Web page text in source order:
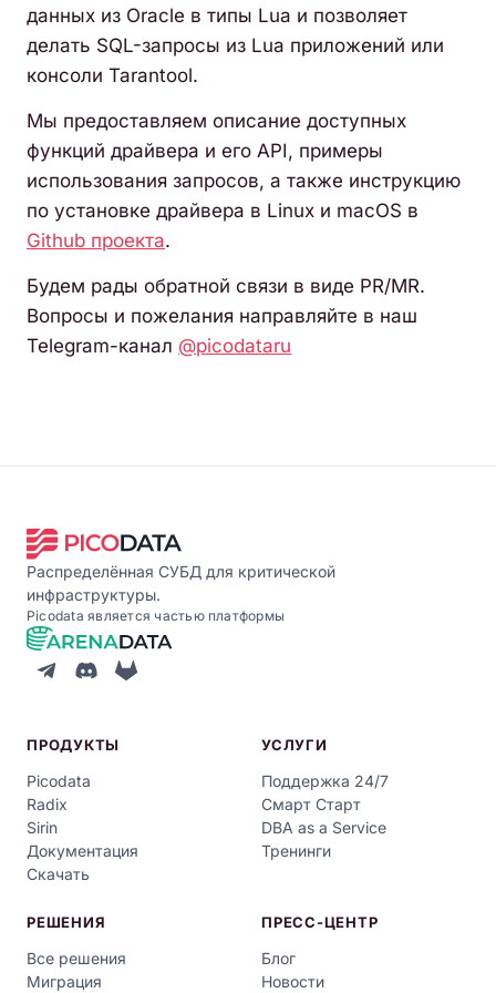
данных из Oracle в типы Lua и позволяет
делать SQL-запросы из Lua приложений или
консоли Tarantool.
Мы предоставляем описание доступных
функций драйвера и его API, примеры
использования запросов, а также инструкцию
по установке драйвера в Linux и macOS в
Github проекта.
Будем рады обратной связи в виде PR/MR.
Вопросы и пожелания направляйте в наш
Telegram-канал @picodataru
Распределённая СУБД для критической
инфраструктуры.
Picodata является частью платформы
ПРОДУКТЫ
Picodata
Radix
Sirin
Документация
Скачать
УСЛУГИ
Поддержка 24/7
Смарт Старт
DBA as a Service
Тренинги
РЕШЕНИЯ
Все решения
Миграция
ПРЕСС-ЦЕНТР
Блог
Новости